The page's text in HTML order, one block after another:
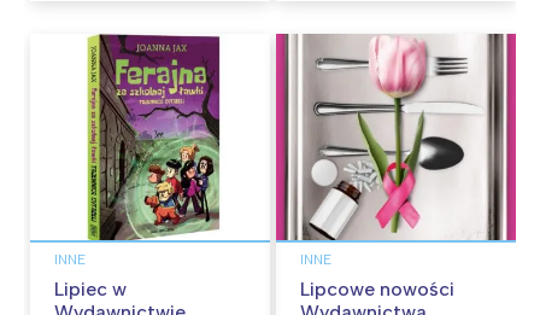
INNE
Lipiec w
INNE
Lipcowe nowości